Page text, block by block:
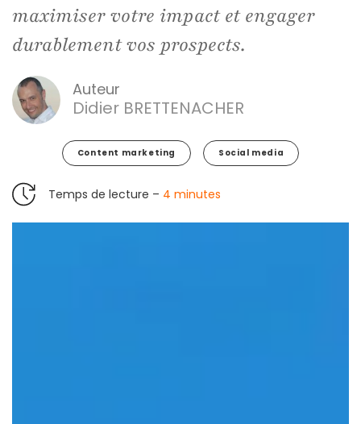
maximiser votre impact et engager
durablement vos prospects.
Auteur
Didier BRETTENACHER
Content marketing Social media
Temps de lecture – 4 minutes